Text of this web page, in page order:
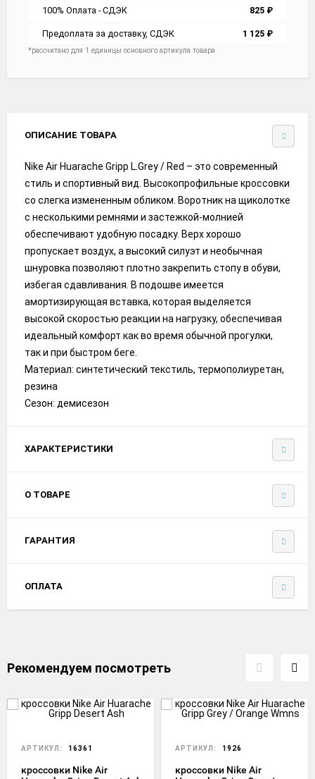
100% Оплата - СДЭК 825 ₽
Предоплата за доставку, СДЭК 1 125 ₽
*рассчитано для 1 единицы основного артикула товара
ОПИСАНИЕ ТОВАРА
Nike Air Huarache Gripp L.Grey / Red – это современный
стиль и спортивный вид. Высокопрофильные кроссовки
со слегка измененным обликом. Воротник на щиколотке
с несколькими ремнями и застежкой-молнией
обеспечивают удобную посадку. Верх хорошо
пропускает воздух, а высокий силуэт и необычная
шнуровка позволяют плотно закрепить стопу в обуви,
избегая сдавливания. В подошве имеется
амортизирующая вставка, которая выделяется
высокой скоростью реакции на нагрузку, обеспечивая
идеальный комфорт как во время обычной прогулки,
так и при быстром беге.
Материал: синтетический текстиль, термополиуретан,
резина
Сезон: демисезон
ХАРАКТЕРИСТИКИ
О ТОВАРЕ
ГАРАНТИЯ
ОПЛАТА
Рекомендуем посмотреть
АРТИКУЛ: 16361
кроссовки Nike Air
АРТИКУЛ: 1926
кроссовки Nike Air